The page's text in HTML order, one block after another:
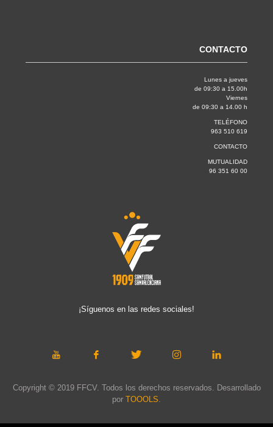
CONTACTO
Lunes a jueves
de 09:30 a 15.00h
Viernes
de 09:30 a 14.00 h
TELÉFONO
963 510 619
CONTACTO
MUTUALIDAD
96 351 60 00
¡Síguenos en las redes sociales!
Copyright © 2019 FFCV. Todos los derechos reservados. Desarrollado
por TOOOLS